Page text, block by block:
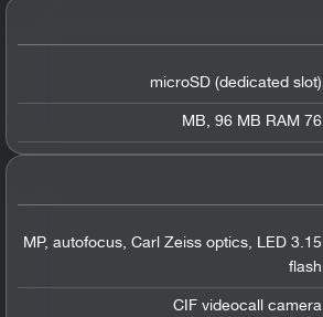
microSD (dedicated slot)
76 MB, 96 MB RAM
3.15 MP, autofocus, Carl Zeiss optics, LED
flash
CIF videocall camera